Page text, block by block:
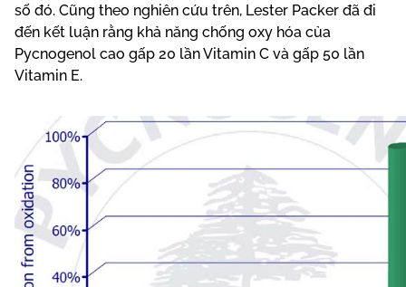
số đó. Cũng theo nghiên cứu trên, Lester Packer đã đi
đến kết luận rằng khả năng chống oxy hóa của
Pycnogenol cao gấp 20 lần Vitamin C và gấp 50 lần
Vitamin E.